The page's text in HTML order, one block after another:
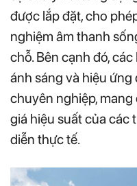
được lắp đặt, cho
nghiệm âm thanh
chỗ. Bên cạnh đó,
ánh sáng và hiệu
chuyên nghiệp,
giá hiệu suất của các
diễn thực tế.